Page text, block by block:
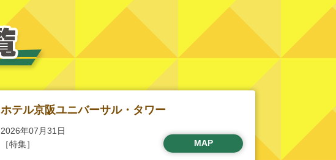
ホテル京阪ユニバーサル・タワー
2026年07月31日
［特集］
MAP